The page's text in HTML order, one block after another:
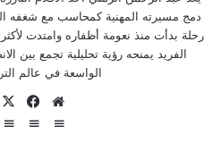
دمج مسيرته المهنية كمحاسب مع شغفه
رحلة بدأت منذ نعومة أظفاره وامتدت
الفريد يمنحه رؤية تحليلية تجمع بين
الواسعة في عالم
موقع فيسبوك
‫X